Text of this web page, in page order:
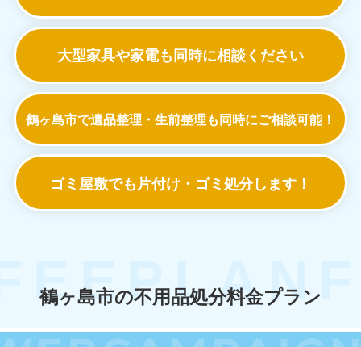
大型家具や家電も同時に相談ください
鶴ヶ島市で遺品整理・生前整理も同時にご相談可能！
ゴミ屋敷でも 片付け・ゴミ処分します！
鶴ヶ島市の不用品処分料金プラン